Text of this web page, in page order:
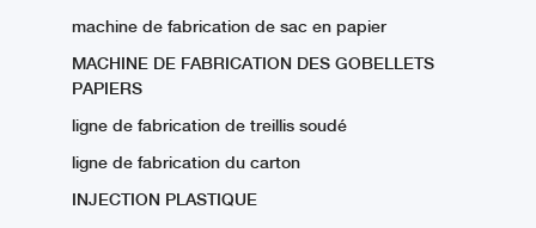
machine de fabrication de sac en papier
MACHINE DE FABRICATION DES GOBELLETS
PAPIERS
ligne de fabrication de treillis soudé
ligne de fabrication du carton
INJECTION PLASTIQUE